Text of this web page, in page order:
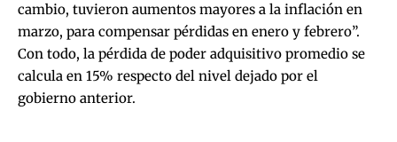
cambio, tuvieron aumentos mayores a la inflación en
marzo, para compensar pérdidas en enero y febrero”.
Con todo, la pérdida de poder adquisitivo promedio se
calcula en 15% respecto del nivel dejado por el
gobierno anterior.